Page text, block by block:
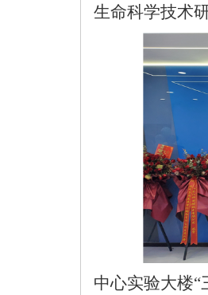
生命科学技术
中心实验大楼“